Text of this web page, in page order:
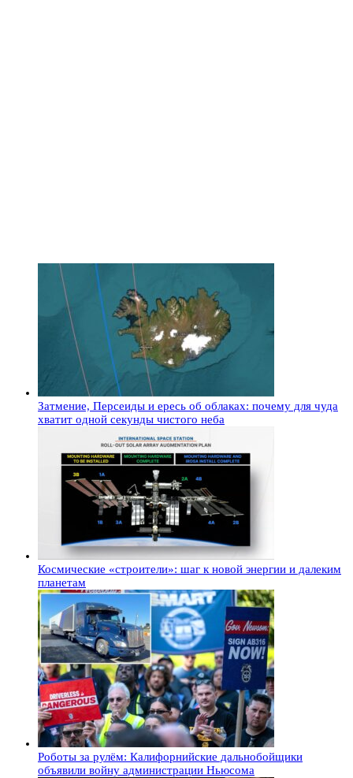
Затмение, Персеиды и ересь об облаках: почему для чуда
хватит одной секунды чистого неба
Космические «строители»: шаг к новой энергии и далеким
планетам
Роботы за рулём: Калифорнийские дальнобойщики
объявили войну администрации Ньюсома